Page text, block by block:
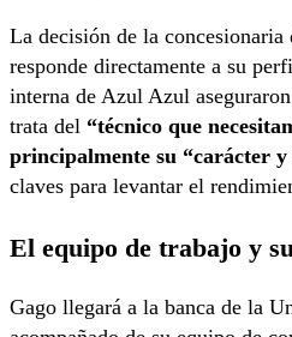
La decisión de la concesionaria
responde directamente a su
interna de Azul Azul
trata del “técnico que
principalmente su “carácter
claves para levantar el
El equipo de trabajo y
Gago llegará a la banca de la